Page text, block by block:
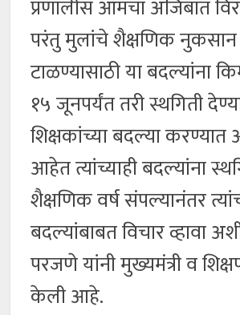
प्रणालीस आमचा अजिबात
परंतु मुलांचे शैक्षणिक नुकसान
टाळण्यासाठी या बदल्यांना
१५ जूनपर्यंत तरी स्थगिती
शिक्षकांच्या बदल्या
आहेत त्यांच्याही बदल्यांना
शैक्षणिक वर्ष संपल्यानंतर
बदल्यांबाबत विचार व्हावा
परजणे यांनी मुख्यमंत्री व
केली आहे.